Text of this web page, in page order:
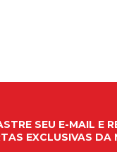
SEU E-MAIL E
EXCLUSIVAS DA